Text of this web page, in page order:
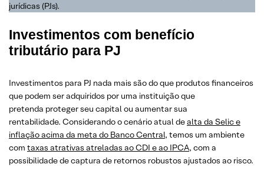
jurídicas (PJs).
Investimentos com benefício
tributário para PJ
Investimentos para PJ nada mais são do que produtos financeiros
que podem ser adquiridos por uma instituição que
pretenda proteger seu capital ou aumentar sua
rentabilidade. Considerando o cenário atual dealta da Selic e
inflação acima da meta do Banco Central, temos um ambiente
com taxas atrativas atreladas ao CDI e ao IPCA, com a
possibilidade de captura de retornos robustos ajustados ao risco.